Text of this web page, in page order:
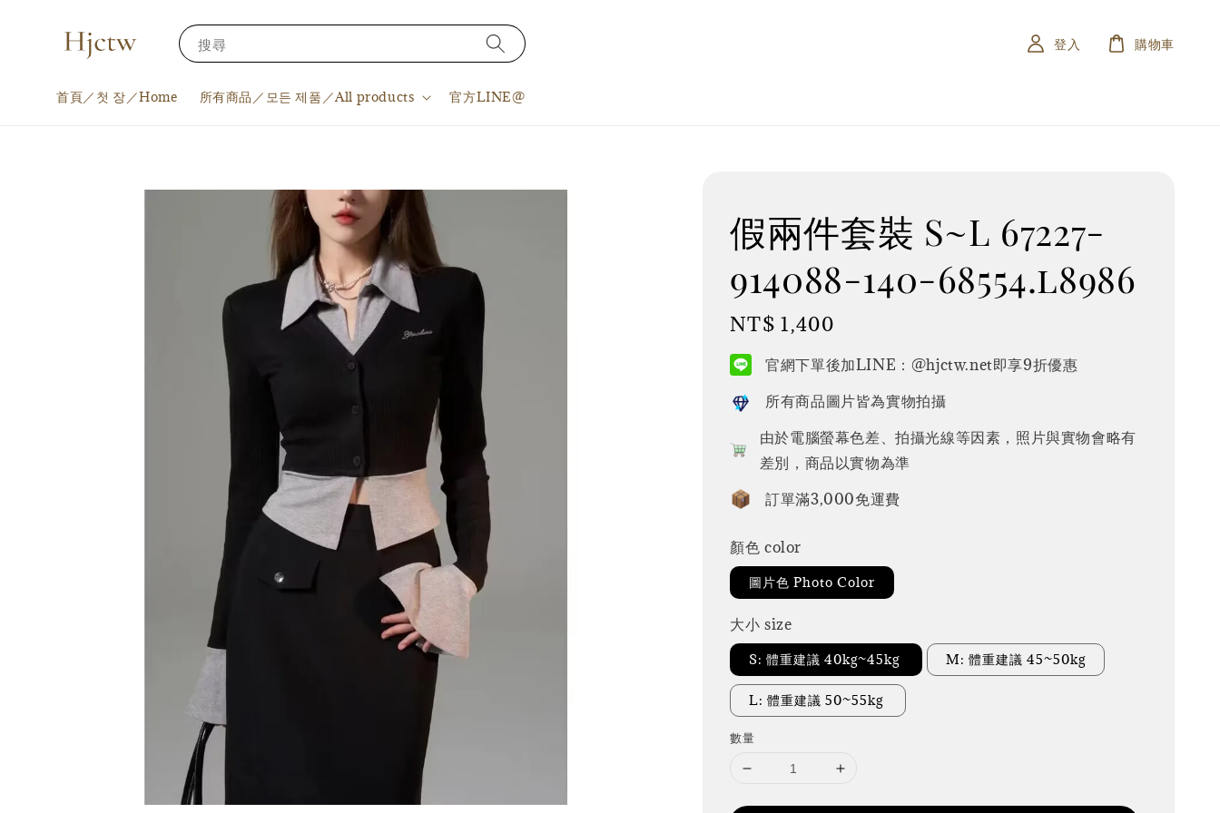
搜尋
首頁／첫 장／Home 所有商品／모든 제품／All products 官方LINE@
登入 購物車
假兩件套裝 S~L 67227-
914088-140-68554.l8986
Regular
price
NT$ 1,400
官網下單後加LINE：@hjctw.net即享9折優惠
所有商品圖片皆為實物拍攝
由於電腦螢幕色差、拍攝光線等因素，照片與實物會略有
差別，商品以實物為準
訂單滿3,000免運費
顏色 color
圖片色 Photo Color
大小 size
S: 體重建議 40kg~45kg M: 體重建議 45~50kg
L: 體重建議 50~55kg
數量